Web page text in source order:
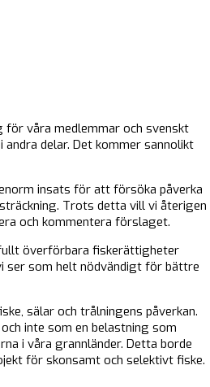
våra medlemmar och svenskt
delar. Det kommer sannolikt
insats för att försöka påverka
Trots detta vill vi återigen
och kommentera förslaget.
överförbara fiskerättigheter
ser som helt nödvändigt för bättre
sälar och trålningens påverkan.
inte som en belastning som
i våra grannländer. Detta borde
för skonsamt och selektivt fiske.